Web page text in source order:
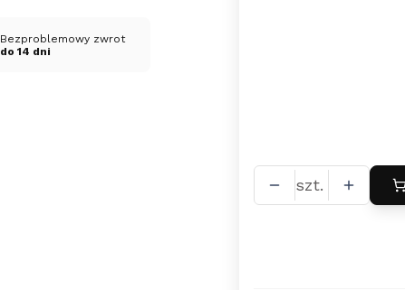
Bezproblemowy zwrot
do 14 dni
szt.